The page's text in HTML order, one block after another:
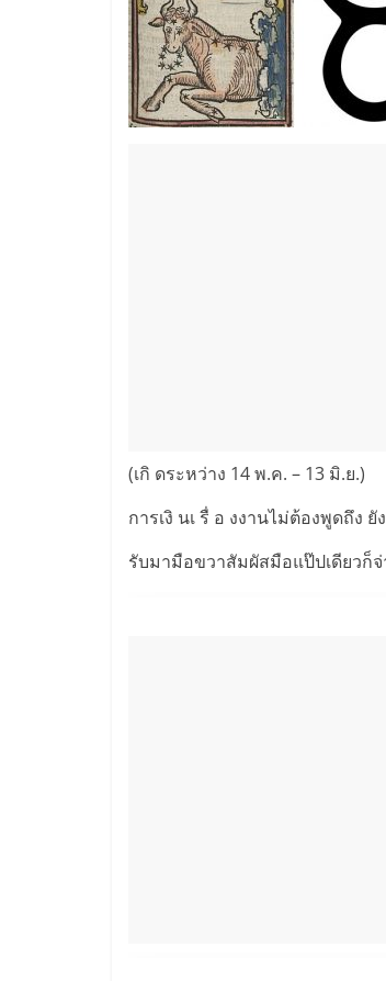
(เกิ ดระหว่าง 14 พ.ค. – 13 มิ.ย.)
การเงิ นเ รื่ อ งงานไม่ต้องพูดถึง
รับมามือขวาสัมผัสมือแป๊ปเดียวก็